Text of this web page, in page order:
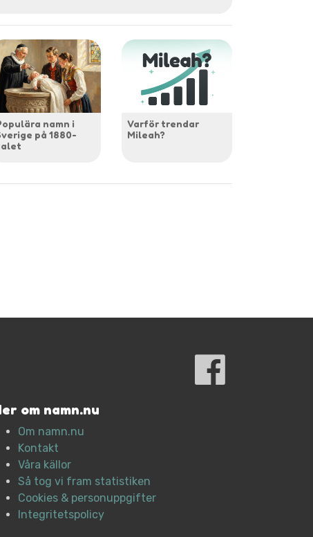
namn i
på 1880-
Varför trendar
Mileah?
om namn.nu
Om namn.nu
Kontakt
Våra källor
Så tog vi fram statistiken
Cookies & personuppgifter
Integritetspolicy